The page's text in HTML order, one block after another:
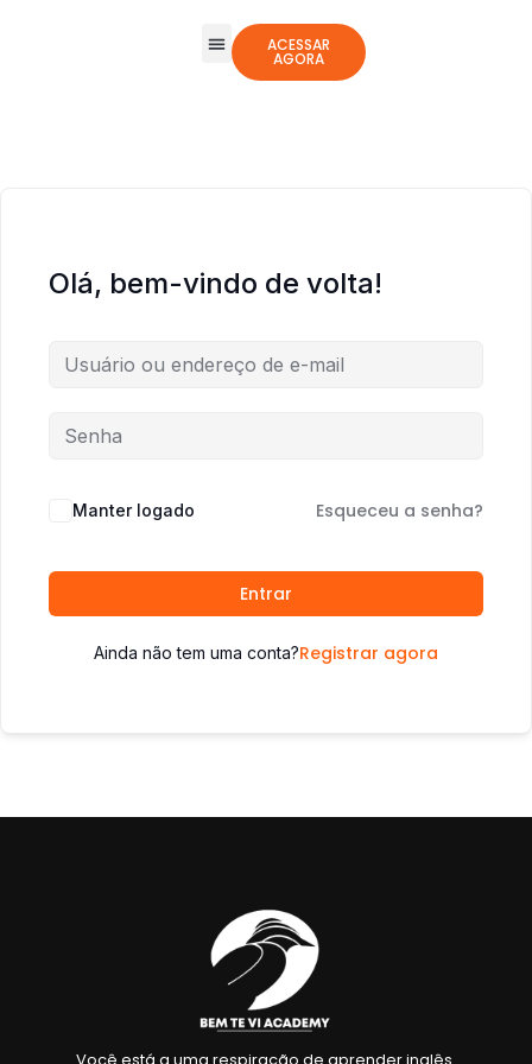
ACESSAR
AGORA
Olá, bem-vindo de volta!
Manter logado Esqueceu a senha?
Entrar
Ainda não tem uma conta?Registrar agora
Você está a uma respiração de aprender inglês.